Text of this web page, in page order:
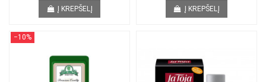
Į KREPŠELĮ Į KREPŠELĮ
−10%